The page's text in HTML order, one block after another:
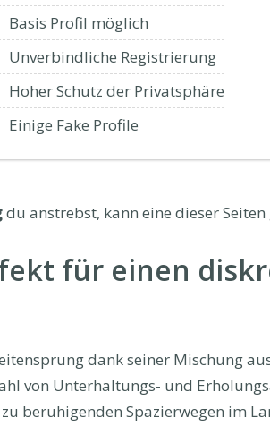
Basis Profil möglich
Unverbindliche Registrierung
Hoher Schutz der Privatsphäre
Einige Fake Profile
du anstrebst, kann eine dieser
für einen
dank seiner Mischung
von Unterhaltungs- und
beruhigenden Spazierwegen im